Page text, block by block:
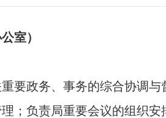
室）
要政务、事务的综合协调与
；负责局重要会议的组织安